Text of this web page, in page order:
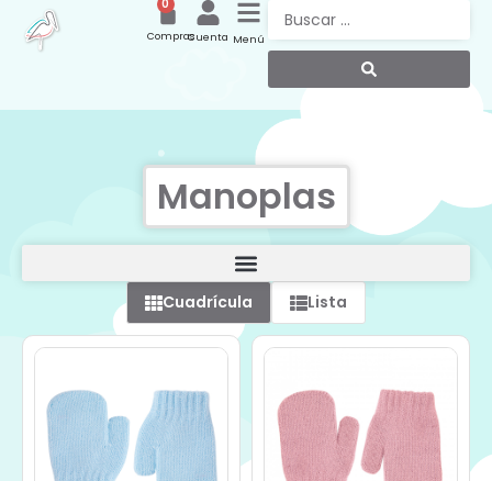
Menú
Cuenta
0
Compras
Manoplas
Cuadrícula Lista